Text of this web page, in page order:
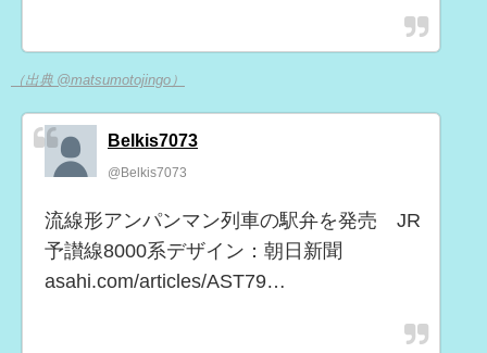
（出典 @matsumotojingo）
Belkis7073
@Belkis7073
流線形アンパンマン列車の駅弁を発売 JR
予讃線8000系デザイン：朝日新聞
asahi.com/articles/AST79…